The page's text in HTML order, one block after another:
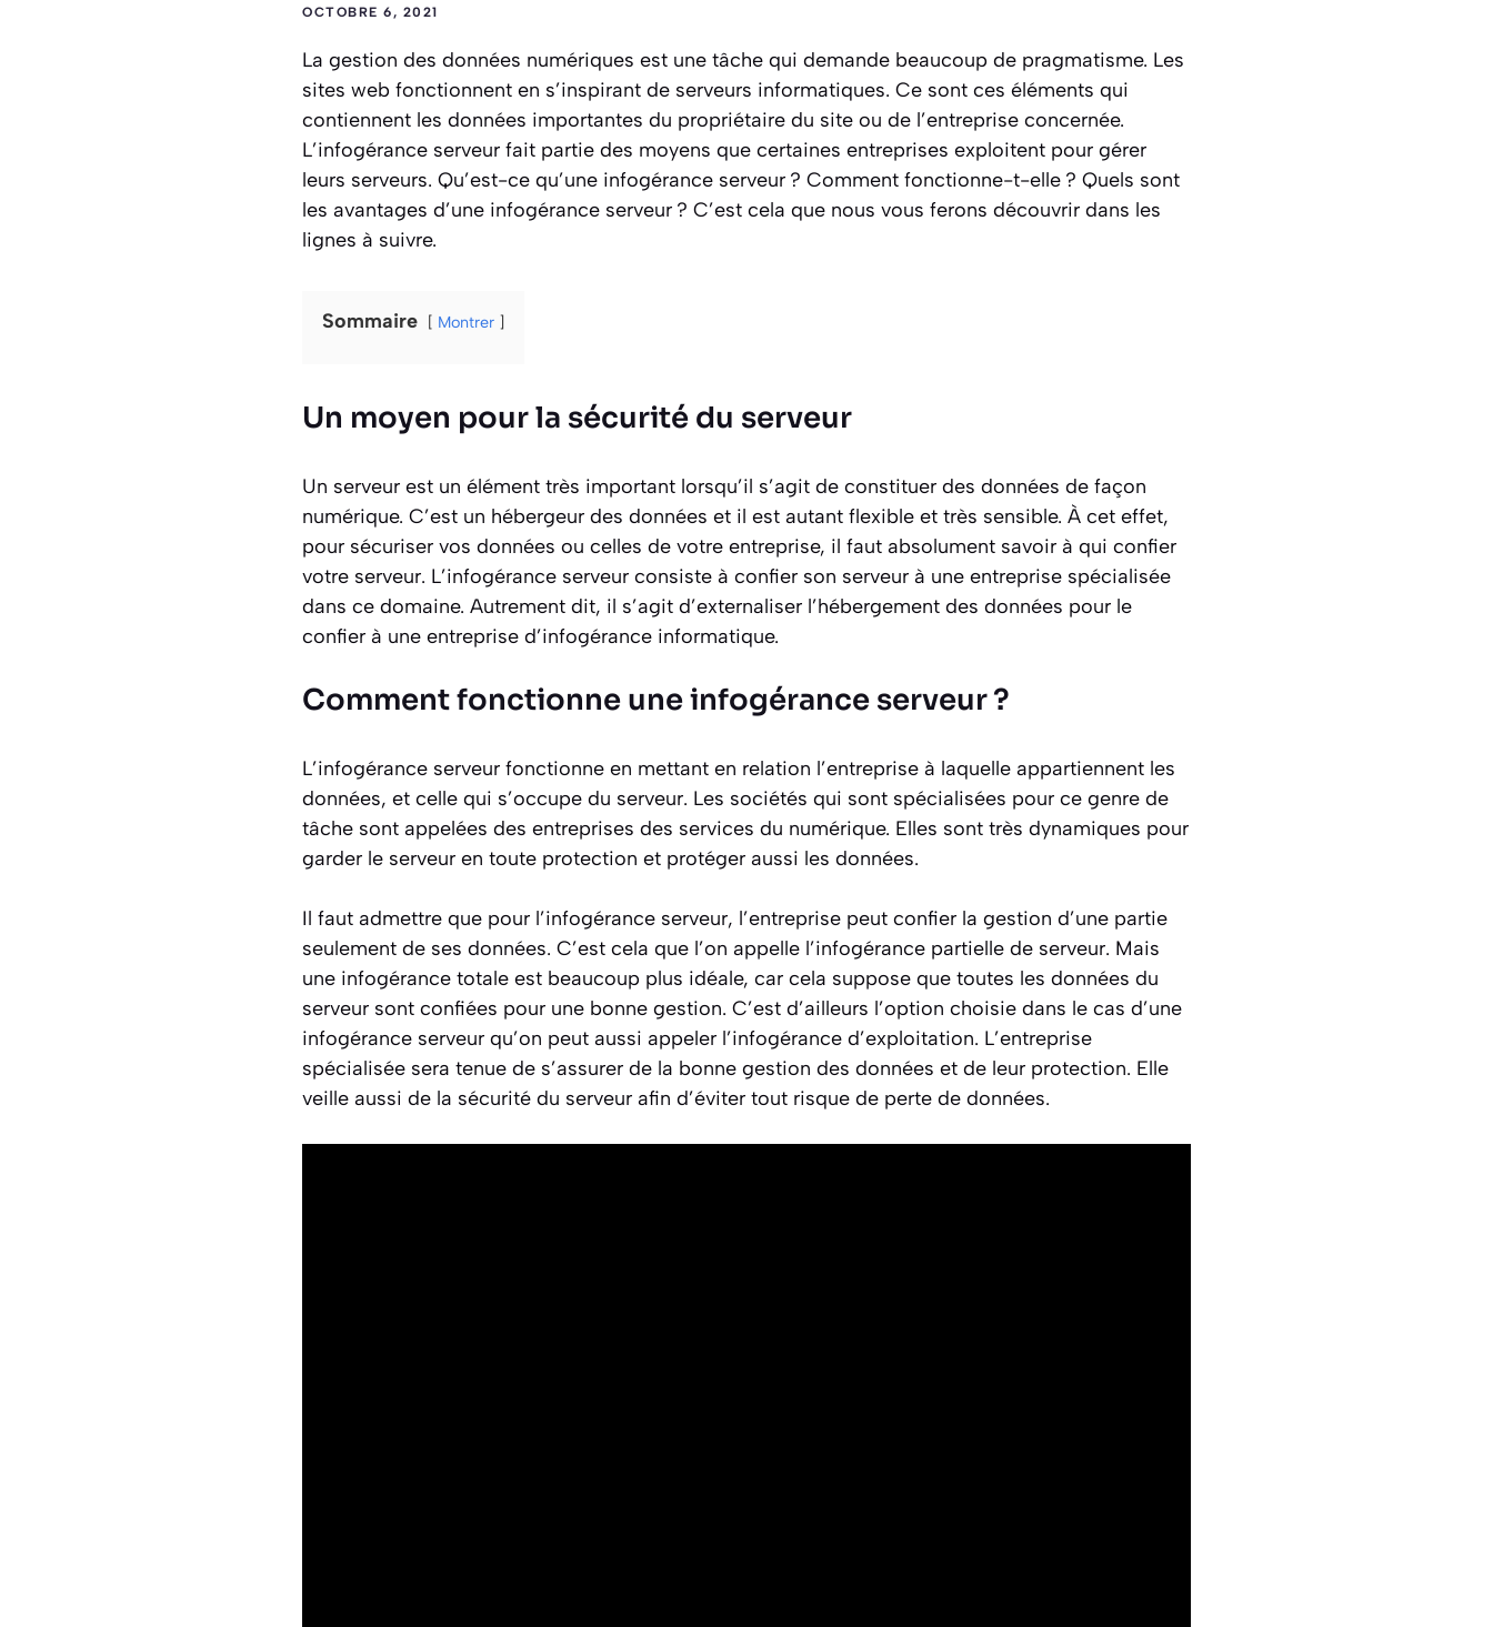
OCTOBRE 6, 2021
La gestion des données numériques est une tâche qui demande beaucoup de pragmatisme. Les
sites web fonctionnent en s’inspirant de serveurs informatiques. Ce sont ces éléments qui
contiennent les données importantes du propriétaire du site ou de l’entreprise concernée.
L’infogérance serveur fait partie des moyens que certaines entreprises exploitent pour gérer
leurs serveurs. Qu’est-ce qu’une infogérance serveur ? Comment fonctionne-t-elle ? Quels sont
les avantages d’une infogérance serveur ? C’est cela que nous vous ferons découvrir dans les
lignes à suivre.
Sommaire Montrer
Un moyen pour la sécurité du serveur
Un serveur est un élément très important lorsqu’il s’agit de constituer des données de façon
numérique. C’est un hébergeur des données et il est autant flexible et très sensible. À cet effet,
pour sécuriser vos données ou celles de votre entreprise, il faut absolument savoir à qui confier
votre serveur. L’infogérance serveur consiste à confier son serveur à une entreprise spécialisée
dans ce domaine. Autrement dit, il s’agit d’externaliser l’hébergement des données pour le
confier à une entreprise d’infogérance informatique.
Comment fonctionne une infogérance serveur ?
L’infogérance serveur fonctionne en mettant en relation l’entreprise à laquelle appartiennent les
données, et celle qui s’occupe du serveur. Les sociétés qui sont spécialisées pour ce genre de
tâche sont appelées des entreprises des services du numérique. Elles sont très dynamiques pour
garder le serveur en toute protection et protéger aussi les données.
Il faut admettre que pour l’infogérance serveur, l’entreprise peut confier la gestion d’une partie
seulement de ses données. C’est cela que l’on appelle l’infogérance partielle de serveur. Mais
une infogérance totale est beaucoup plus idéale, car cela suppose que toutes les données du
serveur sont confiées pour une bonne gestion. C’est d’ailleurs l’option choisie dans le cas d’une
infogérance serveur qu’on peut aussi appeler l’infogérance d’exploitation. L’entreprise
spécialisée sera tenue de s’assurer de la bonne gestion des données et de leur protection. Elle
veille aussi de la sécurité du serveur afin d’éviter tout risque de perte de données.